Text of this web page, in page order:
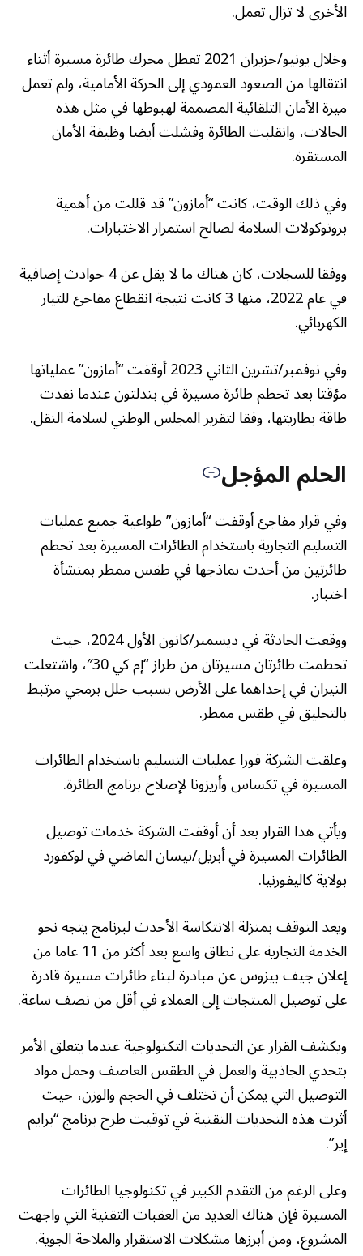
الأخرى لا تزال تعمل.
وخلال يونيو/حزيران 2021 تعطل محرك طائرة مسيرة أثناء
انتقالها من الصعود العمودي إلى الحركة الأمامية، ولم تعمل
ميزة الأمان التلقائية المصممة لهبوطها في مثل هذه
الحالات، وانقلبت الطائرة وفشلت أيضا وظيفة الأمان
المستقرة.
وفي ذلك الوقت، كانت “أمازون” قد قللت من أهمية
بروتوكولات السلامة لصالح استمرار الاختبارات.
ووفقا للسجلات، كان هناك ما لا يقل عن 4 حوادث إضافية
في عام 2022، منها 3 كانت نتيجة انقطاع مفاجئ للتيار
الكهربائي.
وفي نوفمبر/تشرين الثاني 2023 أوقفت “أمازون” عملياتها
مؤقتا بعد تحطم طائرة مسيرة في بندلتون عندما نفدت
طاقة بطاريتها، وفقا لتقرير المجلس الوطني لسلامة النقل.
الحلم المؤجل
وفي قرار مفاجئ أوقفت “أمازون” طواعية جميع عمليات
التسليم التجارية باستخدام الطائرات المسيرة بعد تحطم
طائرتين من أحدث نماذجها في طقس ممطر بمنشأة
اختبار.
ووقعت الحادثة في ديسمبر/كانون الأول 2024، حيث
تحطمت طائرتان مسيرتان من طراز “إم كي 30″، واشتعلت
النيران في إحداهما على الأرض بسبب خلل برمجي مرتبط
بالتحليق في طقس ممطر.
وعلقت الشركة فورا عمليات التسليم باستخدام الطائرات
المسيرة في تكساس وأريزونا لإصلاح برنامج الطائرة.
ويأتي هذا القرار بعد أن أوقفت الشركة خدمات توصيل
الطائرات المسيرة في أبريل/نيسان الماضي في لوكفورد
بولاية كاليفورنيا.
ويعد التوقف بمنزلة الانتكاسة الأحدث لبرنامج يتجه نحو
الخدمة التجارية على نطاق واسع بعد أكثر من 11 عاما من
إعلان جيف بيزوس عن مبادرة لبناء طائرات مسيرة قادرة
على توصيل المنتجات إلى العملاء في أقل من نصف ساعة.
ويكشف القرار عن التحديات التكنولوجية عندما يتعلق الأمر
بتحدي الجاذبية والعمل في الطقس العاصف وحمل مواد
التوصيل التي يمكن أن تختلف في الحجم والوزن، حيث
أثرت هذه التحديات التقنية في توقيت طرح برنامج “برايم
إير”.
وعلى الرغم من التقدم الكبير في تكنولوجيا الطائرات
المسيرة فإن هناك العديد من العقبات التقنية التي واجهت
المشروع، ومن أبرزها مشكلات الاستقرار والملاحة الجوية.